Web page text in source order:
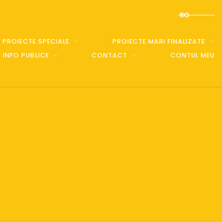
RO
PROIECTE SPECIALE
PROIECTE MARI FINALIZATE
INFO PUBLICE CONTACT CONTUL MEU